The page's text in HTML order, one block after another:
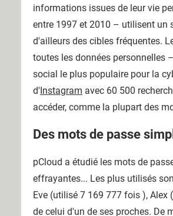
informations issues de leur vie
entre 1997 et 2010 – utilisent un
d'ailleurs des cibles fréquentes.
toutes les données personnelles
social le plus populaire pour la
d'Instagram avec 60 500
accéder, comme la plupart des
Des mots de passe
pCloud a étudié les mots de
effrayantes... Les plus utilisés
Eve (utilisé 7 169 777 fois ), Alex
de celui d'un de ses proches. De